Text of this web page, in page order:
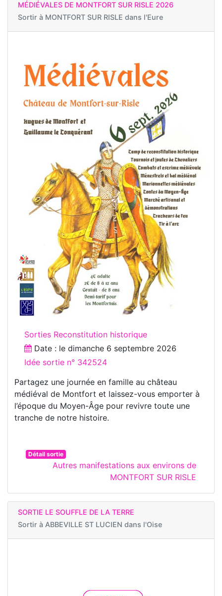
MÉDIÉVALES DE MONTFORT SUR RISLE 2026
Sortir à MONTFORT SUR RISLE dans l'Eure
Sorties Reconstitution historique
Date : le dimanche 6 septembre 2026
Idée sortie n° 342524
Partagez une journée en famille au château
médiéval de Montfort et laissez-vous emporter à
l’époque du Moyen-Âge pour revivre toute une
tranche de notre histoire.
Détail sortie
Autres manifestations aux environs de
MONTFORT SUR RISLE
SORTIE LE SOUFFLE DE LA TERRE
Sortir à ABBEVILLE ST LUCIEN dans l'Oise